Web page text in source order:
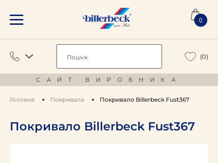
0
(0)
САЙТ ВИРОБНИКА
Головна Покривала Покривало Billerbeck Fust367
Покривало Billerbeck Fust367